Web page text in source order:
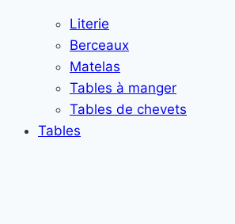
Literie
Berceaux
Matelas
Tables à manger
Tables de chevets
Tables